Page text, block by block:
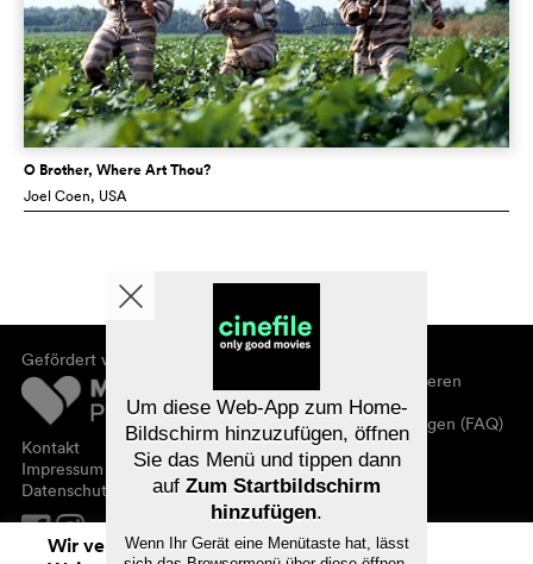
O Brother, Where Art Thou?
Joel Coen, USA
Gefördert von
Kontakt
Impressum
Datenschutz
Registrieren/abonnieren
Newsletter
Häufig gestellte Fragen (FAQ)
Gutscheine
Wir verwenden Cookies. Mit dem
Um diese Web-App zum Home-
Bildschirm hinzuzufügen, öffnen
Sie das Menü und tippen dann
auf Zum Startbildschirm
hinzufügen.
Wenn Ihr Gerät eine Menütaste hat, lässt